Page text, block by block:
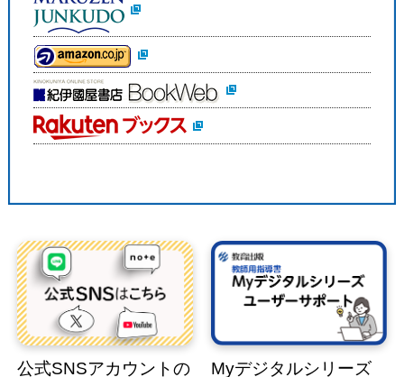
公式SNSアカウントの
Myデジタルシリーズ